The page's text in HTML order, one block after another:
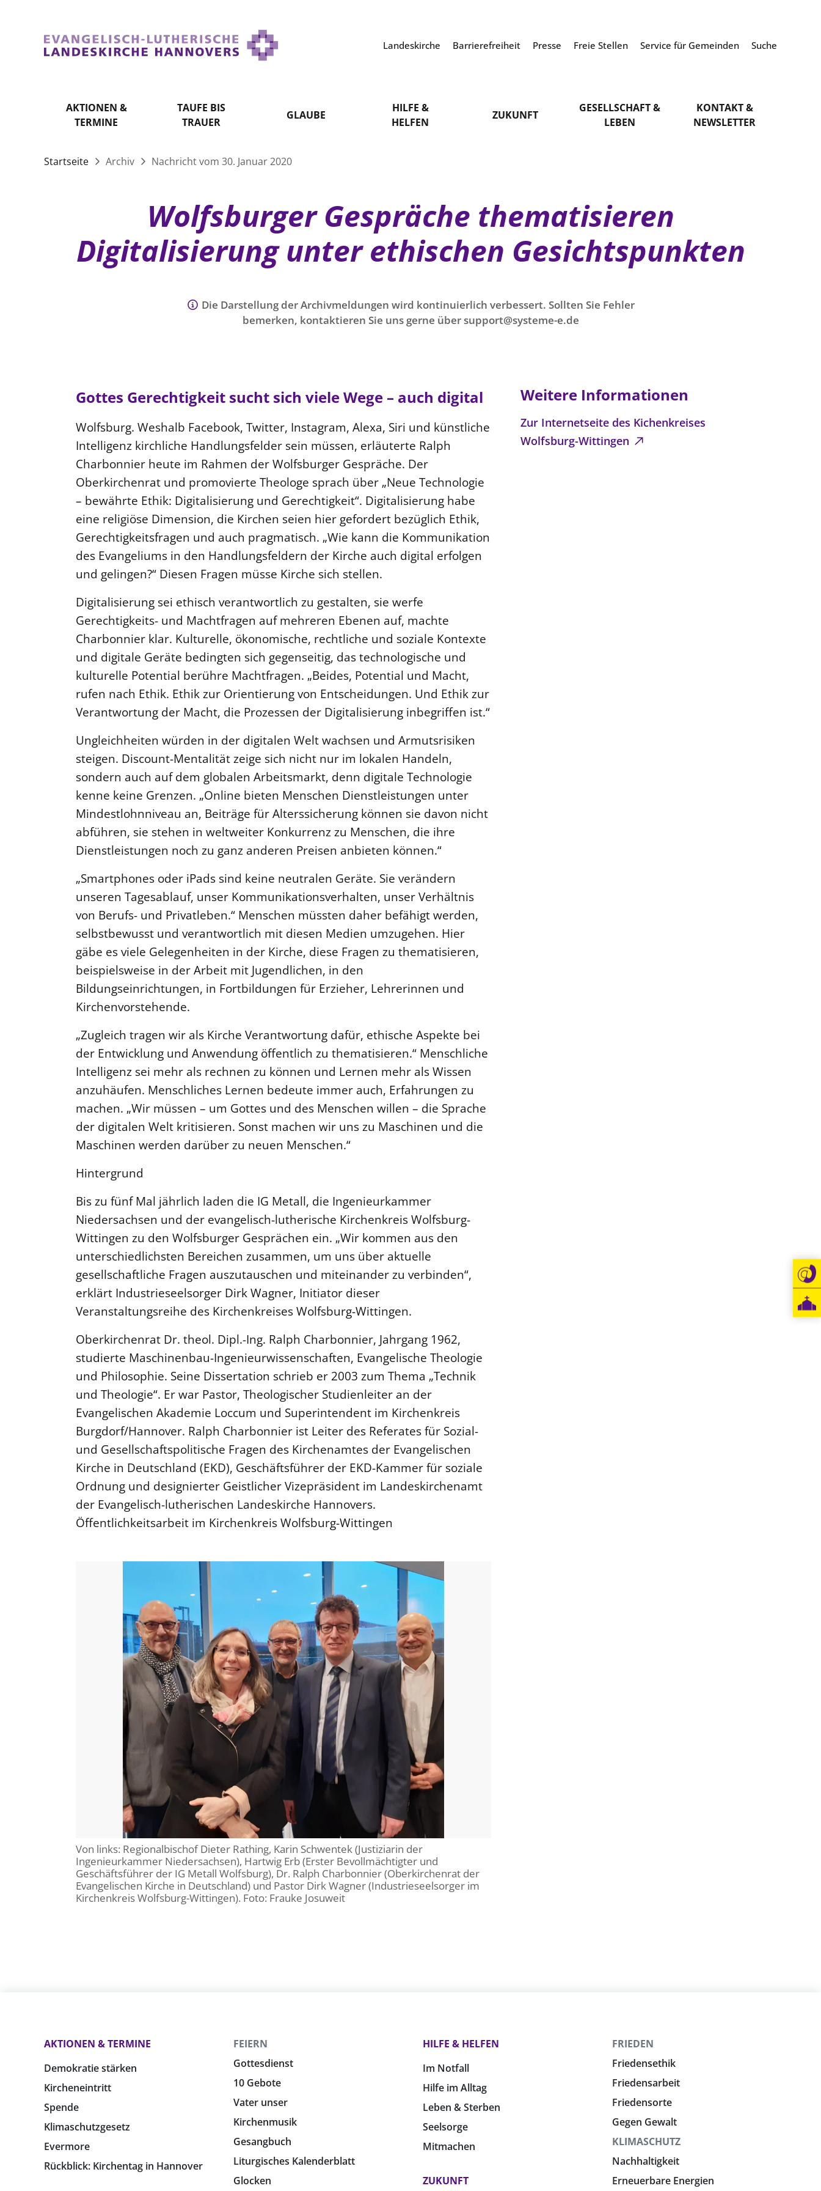
Landeskirche Barrierefreiheit Presse Freie Stellen Service für Gemeinden Suche
AKTIONEN &
TERMINE
TAUFE BIS
TRAUER
GLAUBE
HILFE &
HELFEN
ZUKUNFT
GESELLSCHAFT &
LEBEN
KONTAKT &
NEWSLETTER
Startseite Archiv Nachricht vom 30. Januar 2020
Wolfsburger Gespräche thematisieren
Digitalisierung unter ethischen Gesichtspunkten
Die Darstellung der Archivmeldungen wird kontinuierlich verbessert. Sollten Sie Fehler
bemerken, kontaktieren Sie uns gerne über support@systeme-e.de
Gottes Gerechtigkeit sucht sich viele Wege – auch digital
Wolfsburg. Weshalb Facebook, Twitter, Instagram, Alexa, Siri und künstliche
Intelligenz kirchliche Handlungsfelder sein müssen, erläuterte Ralph
Charbonnier heute im Rahmen der Wolfsburger Gespräche. Der
Oberkirchenrat und promovierte Theologe sprach über „Neue Technologie
– bewährte Ethik: Digitalisierung und Gerechtigkeit“. Digitalisierung habe
eine religiöse Dimension, die Kirchen seien hier gefordert bezüglich Ethik,
Gerechtigkeitsfragen und auch pragmatisch. „Wie kann die Kommunikation
des Evangeliums in den Handlungsfeldern der Kirche auch digital erfolgen
und gelingen?“ Diesen Fragen müsse Kirche sich stellen.
Digitalisierung sei ethisch verantwortlich zu gestalten, sie werfe
Gerechtigkeits- und Machtfragen auf mehreren Ebenen auf, machte
Charbonnier klar. Kulturelle, ökonomische, rechtliche und soziale Kontexte
und digitale Geräte bedingten sich gegenseitig, das technologische und
kulturelle Potential berühre Machtfragen. „Beides, Potential und Macht,
rufen nach Ethik. Ethik zur Orientierung von Entscheidungen. Und Ethik zur
Verantwortung der Macht, die Prozessen der Digitalisierung inbegriffen ist.“
Ungleichheiten würden in der digitalen Welt wachsen und Armutsrisiken
steigen. Discount-Mentalität zeige sich nicht nur im lokalen Handeln,
sondern auch auf dem globalen Arbeitsmarkt, denn digitale Technologie
kenne keine Grenzen. „Online bieten Menschen Dienstleistungen unter
Mindestlohnniveau an, Beiträge für Alterssicherung können sie davon nicht
abführen, sie stehen in weltweiter Konkurrenz zu Menschen, die ihre
Dienstleistungen noch zu ganz anderen Preisen anbieten können.“
„Smartphones oder iPads sind keine neutralen Geräte. Sie verändern
unseren Tagesablauf, unser Kommunikationsverhalten, unser Verhältnis
von Berufs- und Privatleben.“ Menschen müssten daher befähigt werden,
selbstbewusst und verantwortlich mit diesen Medien umzugehen. Hier
gäbe es viele Gelegenheiten in der Kirche, diese Fragen zu thematisieren,
beispielsweise in der Arbeit mit Jugendlichen, in den
Bildungseinrichtungen, in Fortbildungen für Erzieher, Lehrerinnen und
Kirchenvorstehende.
„Zugleich tragen wir als Kirche Verantwortung dafür, ethische Aspekte bei
der Entwicklung und Anwendung öffentlich zu thematisieren.“ Menschliche
Intelligenz sei mehr als rechnen zu können und Lernen mehr als Wissen
anzuhäufen. Menschliches Lernen bedeute immer auch, Erfahrungen zu
machen. „Wir müssen – um Gottes und des Menschen willen – die Sprache
der digitalen Welt kritisieren. Sonst machen wir uns zu Maschinen und die
Maschinen werden darüber zu neuen Menschen.“
Hintergrund
Bis zu fünf Mal jährlich laden die IG Metall, die Ingenieurkammer
Niedersachsen und der evangelisch-lutherische Kirchenkreis Wolfsburg-
Wittingen zu den Wolfsburger Gesprächen ein. „Wir kommen aus den
unterschiedlichsten Bereichen zusammen, um uns über aktuelle
gesellschaftliche Fragen auszutauschen und miteinander zu verbinden“,
erklärt Industrieseelsorger Dirk Wagner, Initiator dieser
Veranstaltungsreihe des Kirchenkreises Wolfsburg-Wittingen.
Oberkirchenrat Dr. theol. Dipl.-Ing. Ralph Charbonnier, Jahrgang 1962,
studierte Maschinenbau-Ingenieurwissenschaften, Evangelische Theologie
und Philosophie. Seine Dissertation schrieb er 2003 zum Thema „Technik
und Theologie“. Er war Pastor, Theologischer Studienleiter an der
Evangelischen Akademie Loccum und Superintendent im Kirchenkreis
Burgdorf/Hannover. Ralph Charbonnier ist Leiter des Referates für Sozial-
und Gesellschaftspolitische Fragen des Kirchenamtes der Evangelischen
Kirche in Deutschland (EKD), Geschäftsführer der EKD-Kammer für soziale
Ordnung und designierter Geistlicher Vizepräsident im Landeskirchenamt
der Evangelisch-lutherischen Landeskirche Hannovers.
Öffentlichkeitsarbeit im Kirchenkreis Wolfsburg-Wittingen
Von links: Regionalbischof Dieter Rathing, Karin Schwentek (Justiziarin der
Ingenieurkammer Niedersachsen), Hartwig Erb (Erster Bevollmächtigter und
Geschäftsführer der IG Metall Wolfsburg), Dr. Ralph Charbonnier (Oberkirchenrat der
Evangelischen Kirche in Deutschland) und Pastor Dirk Wagner (Industrieseelsorger im
Kirchenkreis Wolfsburg-Wittingen). Foto: Frauke Josuweit
Weitere Informationen
Zur Internetseite des Kichenkreises
Wolfsburg-Wittingen
AKTIONEN & TERMINE
Demokratie stärken
Kircheneintritt
Spende
Klimaschutzgesetz
Evermore
Rückblick: Kirchentag in Hannover
FEIERN
Gottesdienst
10 Gebote
Vater unser
Kirchenmusik
Gesangbuch
Liturgisches Kalenderblatt
Glocken
HILFE & HELFEN
Im Notfall
Hilfe im Alltag
Leben & Sterben
Seelsorge
Mitmachen
ZUKUNFT
FRIEDEN
Friedensethik
Friedensarbeit
Friedensorte
Gegen Gewalt
KLIMASCHUTZ
Nachhaltigkeit
Erneuerbare Energien